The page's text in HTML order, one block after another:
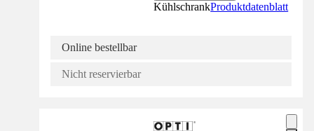
KühlschrankProduktdatenblatt
Online bestellbar
Nicht reservierbar